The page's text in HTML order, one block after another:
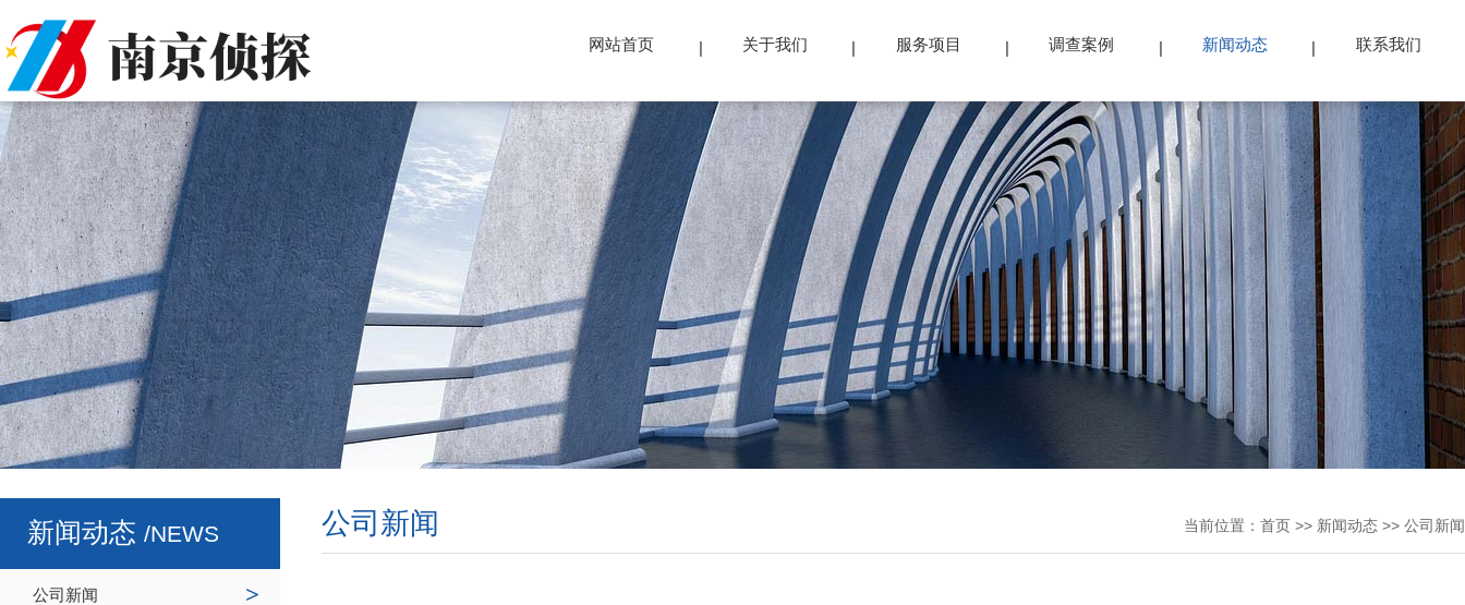
网站首页 关于我们 服务项目 调查案例 新闻动态 联系我们
新闻动态 /NEWS
公司新闻
当前位置： 首页 >> 新闻动态 >> 公司新闻
公司新闻